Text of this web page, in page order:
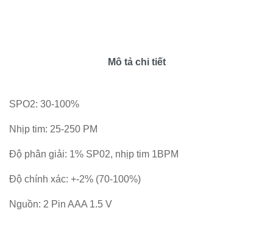
Mô tả chi tiết
SPO2: 30-100%
Nhịp tim: 25-250 PM
Độ phân giải: 1% SP02, nhịp tim 1BPM
Độ chính xác: +-2% (70-100%)
Nguồn: 2 Pin AAA 1.5 V